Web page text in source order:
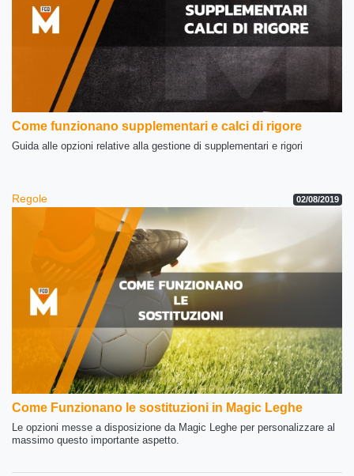
Come funzionano supplementari e calci di rigore
Guida alle opzioni relative alla gestione di supplementari e rigori
Regole 02/08/2019
Come Funzionano le sostituzioni in Magic Leghe
Le opzioni messe a disposizione da Magic Leghe per personalizzare al
massimo questo importante aspetto.